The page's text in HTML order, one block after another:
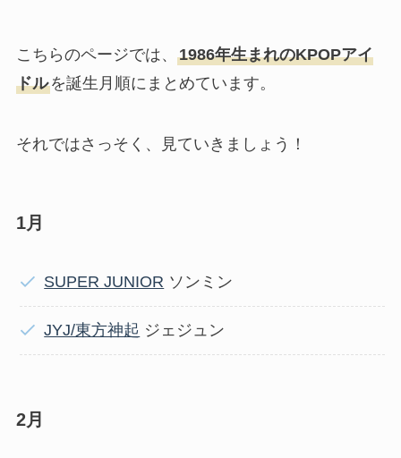
こちらのページでは、 1986年生まれのKPOPアイ
ドルを誕生月順にまとめています。
それではさっそく、見ていきましょう！
1月
SUPER JUNIOR ソンミン
JYJ/東方神起 ジェジュン
2月